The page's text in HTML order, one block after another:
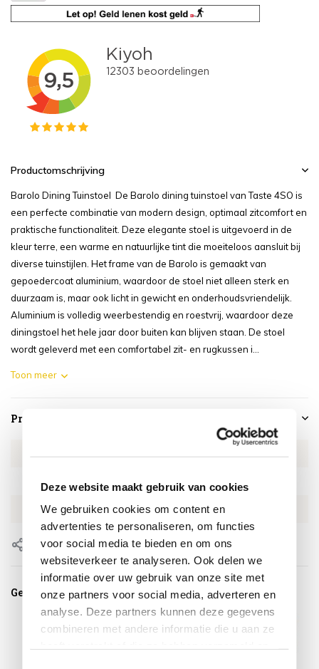
Deze website maakt gebruik van cookies
We gebruiken cookies om content en
advertenties te personaliseren, om functies
voor social media te bieden en om ons
websiteverkeer te analyseren. Ook delen we
informatie over uw gebruik van onze site met
onze partners voor social media, adverteren en
analyse. Deze partners kunnen deze gegevens
combineren met andere informatie die u aan ze
Productomschrijving
Barolo Dining Tuinstoel De Barolo dining tuinstoel van Taste 4SO is
een perfecte combinatie van modern design, optimaal zitcomfort en
praktische functionaliteit. Deze elegante stoel is uitgevoerd in de
kleur terre, een warme en natuurlijke tint die moeiteloos aansluit bij
diverse tuinstijlen. Het frame van de Barolo is gemaakt van
gepoedercoat aluminium, waardoor de stoel niet alleen sterk en
duurzaam is, maar ook licht in gewicht en onderhoudsvriendelijk.
Aluminium is volledig weerbestendig en roestvrij, waardoor deze
diningstoel het hele jaar door buiten kan blijven staan. De stoel
wordt geleverd met een comfortabel zit- en rugkussen i...
Toon meer
Productspecificaties
SKU 4SO161188724
EAN 8720848346970
Delen
Gerelateerde producten